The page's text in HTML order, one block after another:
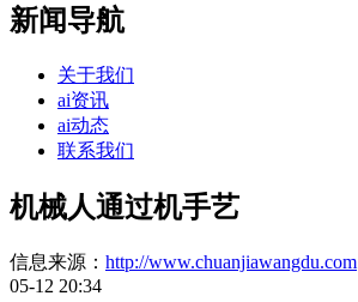
新闻导航
关于我们
ai资讯
ai动态
联系我们
机械人通过机手艺
信息来源： http://www.chuanjiawangdu.com
05-12 20:34